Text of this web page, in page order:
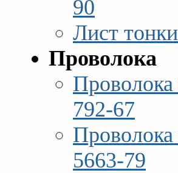
90
Лист
Проволока
Проволока
792-67
5663-79